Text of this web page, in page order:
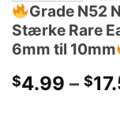
Grade N52
Stærke Rare
6mm til 10mm
$4.99 – $